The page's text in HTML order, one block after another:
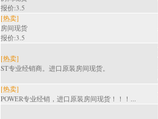
报价:3.5
[热卖]
房间现货
报价:3.5
[热卖]
ST专业经销商。进口原装房间现货。
[热卖]
POWER专业经销，进口原装房间现货！！！...